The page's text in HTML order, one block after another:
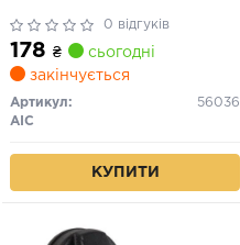
0 відгуків
178 ₴
сьогодні
закінчується
Артикул:
56036
AIC
КУПИТИ